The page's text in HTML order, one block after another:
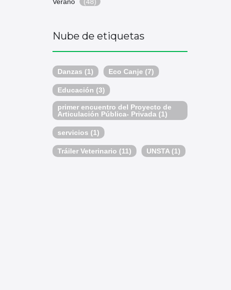
Nube de etiquetas
Danzas (1) Eco Canje (7)
Educación (3)
primer encuentro del Proyecto de
Articulación Pública- Privada (1)
servicios (1)
Tráiler Veterinario (11) UNSTA (1)